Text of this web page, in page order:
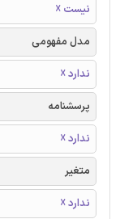
نیست ☓
مدل مفهومی
ندارد ☓
پرسشنامه
ندارد ☓
متغیر
ندارد ☓